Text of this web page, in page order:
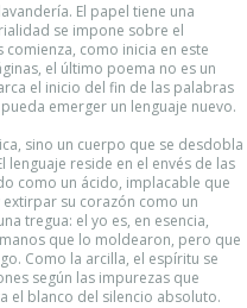
El papel tiene una
se impone sobre el
comienza, como inicia en este
el último poema no es un
el inicio del fin de las palabras
emerger un lenguaje nuevo.
sino un cuerpo que se desdobla
lenguaje reside en el envés de las
como un ácido, implacable que
su corazón como un
tregua: el yo es, en esencia,
que lo moldearon, pero que
Como la arcilla, el espíritu se
según las impurezas que
el blanco del silencio absoluto.